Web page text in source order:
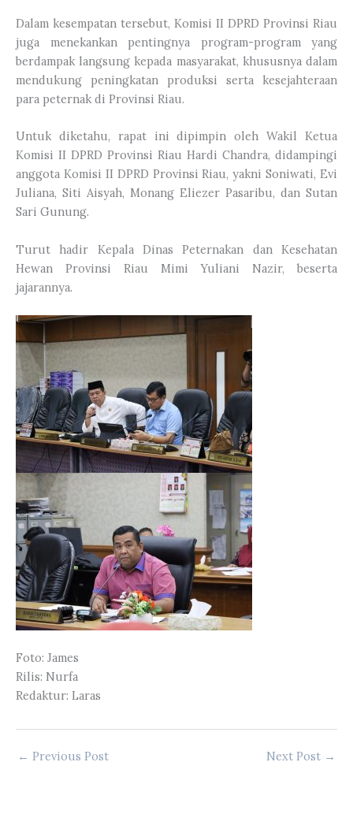
Dalam kesempatan tersebut, Komisi II DPRD Provinsi Riau
juga menekankan pentingnya program-program yang
berdampak langsung kepada masyarakat, khususnya dalam
mendukung peningkatan produksi serta kesejahteraan
para peternak di Provinsi Riau.
Untuk diketahu, rapat ini dipimpin oleh Wakil Ketua
Komisi II DPRD Provinsi Riau Hardi Chandra, didampingi
anggota Komisi II DPRD Provinsi Riau, yakni Soniwati, Evi
Juliana, Siti Aisyah, Monang Eliezer Pasaribu, dan Sutan
Sari Gunung.
Turut hadir Kepala Dinas Peternakan dan Kesehatan
Hewan Provinsi Riau Mimi Yuliani Nazir, beserta
jajarannya.
Foto: James
Rilis: Nurfa
Redaktur: Laras
← Previous Post Next Post →